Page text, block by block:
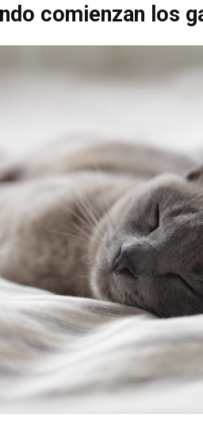
comienzan los